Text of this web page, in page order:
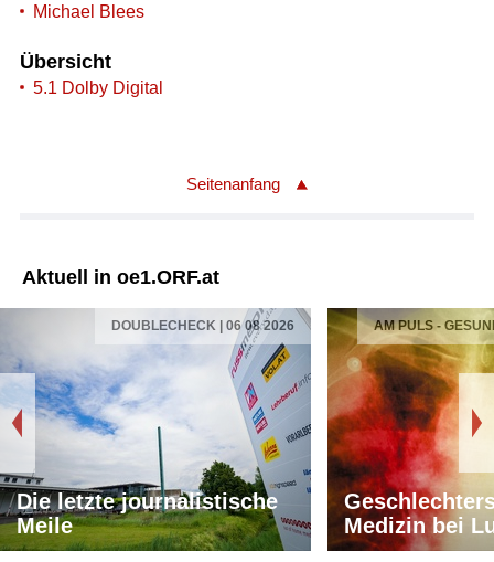
Michael Blees
Übersicht
5.1 Dolby Digital
Seitenanfang
Aktuell in oe1.ORF.at
DOUBLECHECK | 06 08 2026
Die letzte journalistische
Meile
AM PULS -
Medizin bei